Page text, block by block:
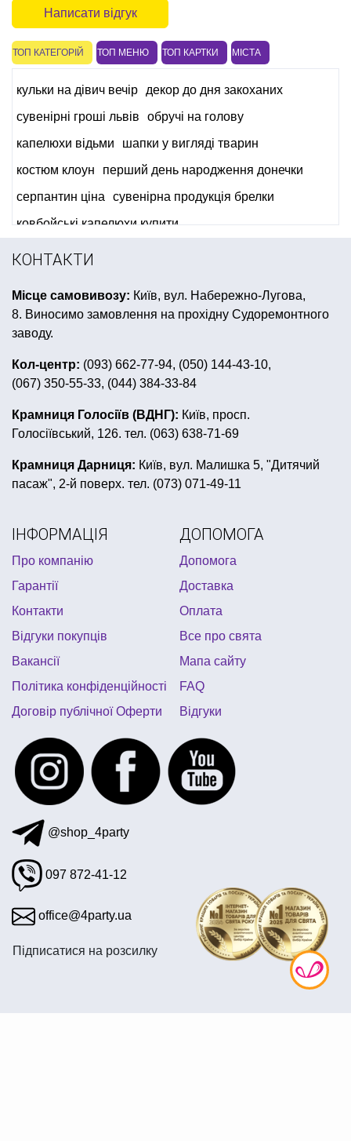
Написати відгук
ТОП КАТЕГОРІЙ ТОП МЕНЮ ТОП КАРТКИ МІСТА
кульки на дівич вечір
декор до дня закоханих
сувенірні гроші львів
обручі на голову
капелюхи відьми
шапки у вигляді тварин
костюм клоун
перший день народження донечки
серпантин ціна
сувенірна продукція брелки
ковбойські капелюхи купити
день народження в стилі черепашки ніндзя
Бейбі Шавер
гангстерська вечірка одяг
кульки на день народження хлопчику
купити все для дня народження в стилі єдинорога
повітряні кульки на день народження дівчинці
світлодіоди для кульок купити
декор для кімнати купити
аксесуари для дівич вечора
день народження в стилі хелло кітті
новорічна сервіровка столу
купити капелюх львів
КОНТАКТИ
Місце самовивозу: Київ, вул. Набережно-Лугова,
8. Виносимо замовлення на прохідну Судоремонтного
заводу.
Кол-центр: (093) 662-77-94, (050) 144-43-10,
(067) 350-55-33, (044) 384-33-84
Крамниця Голосіїв (ВДНГ): Київ, просп.
Голосіївський, 126. тел. (063) 638-71-69
Крамниця Дарниця: Київ, вул. Малишка 5, "Дитячий
пасаж", 2-й поверх. тел. (073) 071-49-11
ІНФОРМАЦІЯ
Про компанію
Гарантії
Контакти
Відгуки покупців
Вакансії
Політика конфіденційності
Договір публічної Оферти
ДОПОМОГА
Допомога
Доставка
Оплата
Все про свята
Мапа сайту
FAQ
Відгуки
@shop_4party
097 872-41-12
office@4party.ua
Підписатися на розсилку